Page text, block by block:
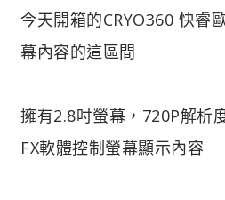
今天開箱的CRYO360 快睿
幕內容的這區間
擁有2.8吋螢幕，720P解析
FX軟體控制螢幕顯示內容